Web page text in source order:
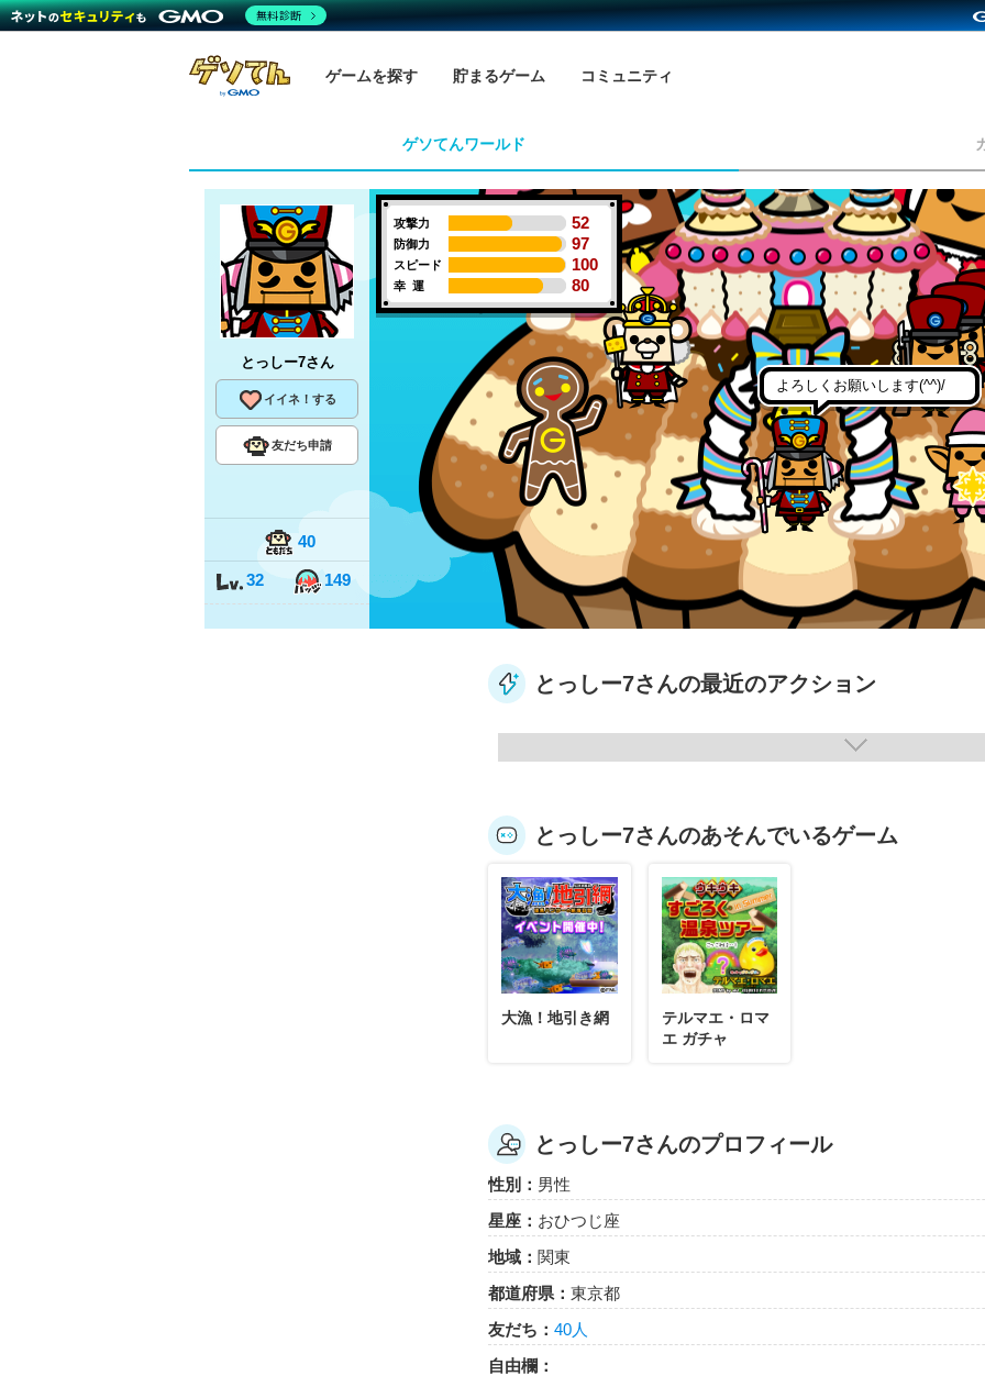
ゲームを探す 貯まるゲーム コミュニティ
ゲソてんワールド
とっしー7さん
イイネ！する
友だち申請
40
32 149
攻撃力 52
防御力 97
スピード 100
幸 運 80
よろしくお願いします(^^)/
とっしー7さんの最近のアクション
とっしー7さんのあそんでいるゲーム
大漁！地引き網
テルマエ・ロマ
エ ガチャ
とっしー7さんのプロフィール
性別： 男性
星座： おひつじ座
地域： 関東
都道府県： 東京都
友だち： 40人
自由欄：
無料診断